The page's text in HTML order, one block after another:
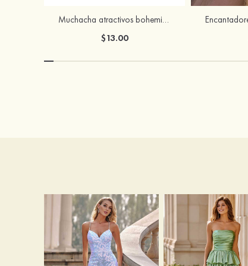
Muchacha atractivos bohemias brillo rhinestones pendientes
$13.00